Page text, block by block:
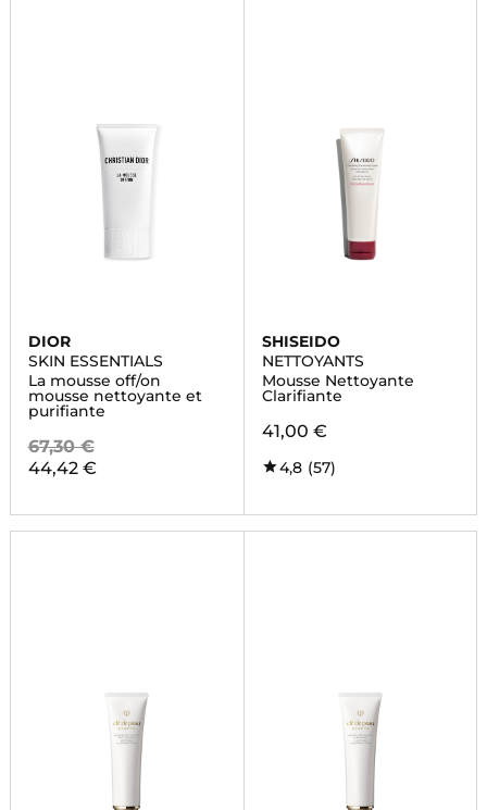
DIOR
SKIN ESSENTIALS
La mousse off/on
mousse nettoyante et
purifiante
67,30 €
44,42 €
SHISEIDO
NETTOYANTS
Mousse Nettoyante
Clarifiante
41,00 €
4,8 (57)